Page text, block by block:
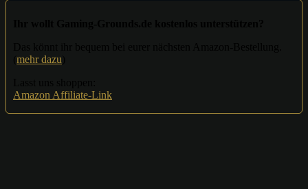
mehr dazu
Amazon Affiliate-Link